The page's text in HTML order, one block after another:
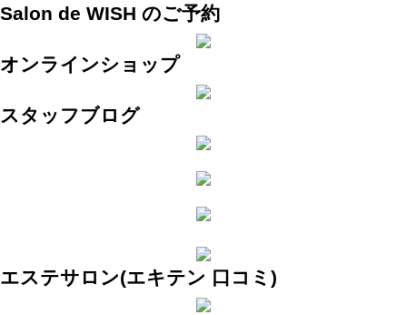
Salon de WISH のご予約
オンラインショップ
スタッフブログ
エステサロン(エキテン 口コミ)